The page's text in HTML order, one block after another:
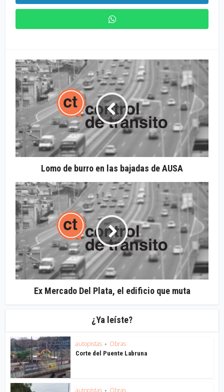
Lomo de burro en las bajadas de AUSA
Ex Mercado Del Plata, el edificio que muta
¿Ya leíste?
autopistas • Obras
Corte del Puente Labruna
•